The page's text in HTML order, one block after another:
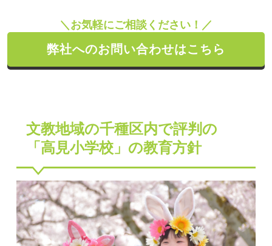
＼お気軽にご相談ください！／
弊社へのお問い合わせはこちら
文教地域の千種区内で評判の
「高見小学校」の教育方針